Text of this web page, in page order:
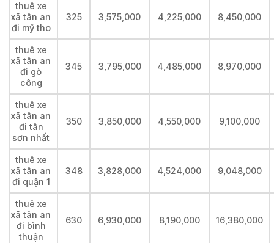
thuê xe
xã tân an
đi mỹ tho
325 3,575,000 4,225,000 8,450,000
thuê xe
xã tân an
đi gò
công
345 3,795,000 4,485,000 8,970,000
thuê xe
xã tân an
đi tân
sơn nhất
350 3,850,000 4,550,000 9,100,000
thuê xe
xã tân an
đi quận 1
348 3,828,000 4,524,000 9,048,000
thuê xe
xã tân an
đi bình
thuận
630 6,930,000 8,190,000 16,380,000